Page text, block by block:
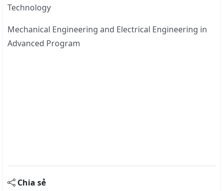
Technology
Mechanical Engineering and Electrical Engineering in
Advanced Program
Chia sẻ